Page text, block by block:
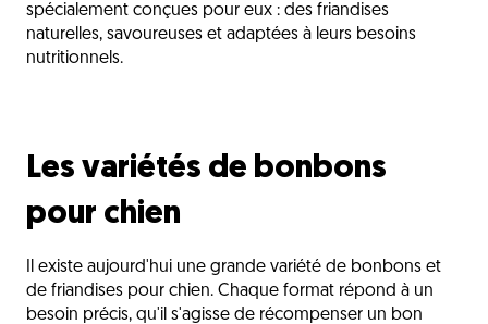
Questions fréquentes
Découvrez aussi
spécialement conçues pour eux : des friandises
naturelles, savoureuses et adaptées à leurs besoins
nutritionnels.
Les variétés de bonbons
pour chien
Il existe aujourd'hui une grande variété de bonbons et
de friandises pour chien. Chaque format répond à un
besoin précis, qu'il s'agisse de récompenser un bon